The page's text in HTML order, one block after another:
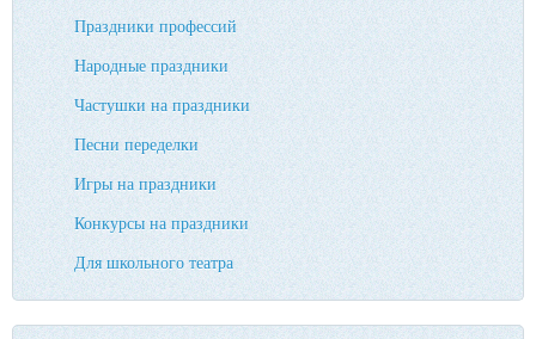
Праздники профессий
Народные праздники
Частушки на праздники
Песни переделки
Игры на праздники
Конкурсы на праздники
Для школьного театра